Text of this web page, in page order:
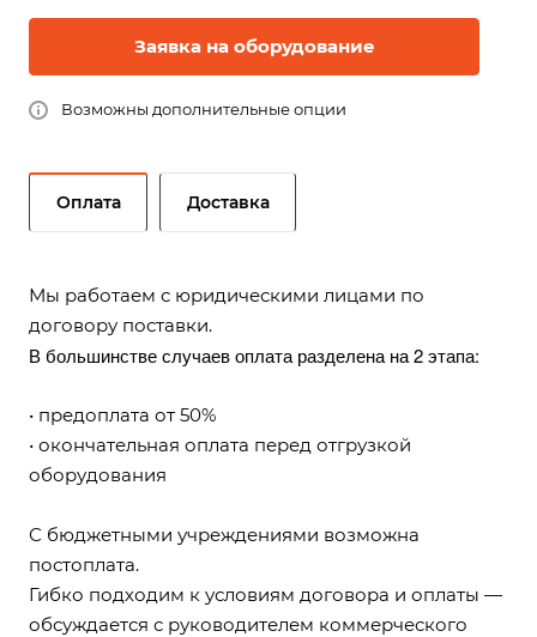
Заявка на оборудование
Возможны дополнительные опции
Оплата Доставка
Мы работаем с юридическими лицами по
договору поставки.
В большинстве случаев оплата разделена на 2 этапа:
• предоплата от 50%
• окончательная оплата перед отгрузкой
оборудования
С бюджетными учреждениями возможна
постоплата.
Гибко подходим к условиям договора и оплаты —
обсуждается с руководителем коммерческого